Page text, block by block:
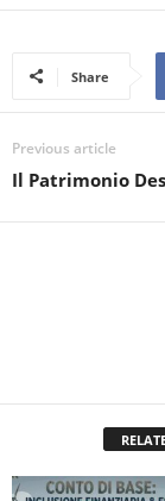
Share
Previous article
Il Patrimonio